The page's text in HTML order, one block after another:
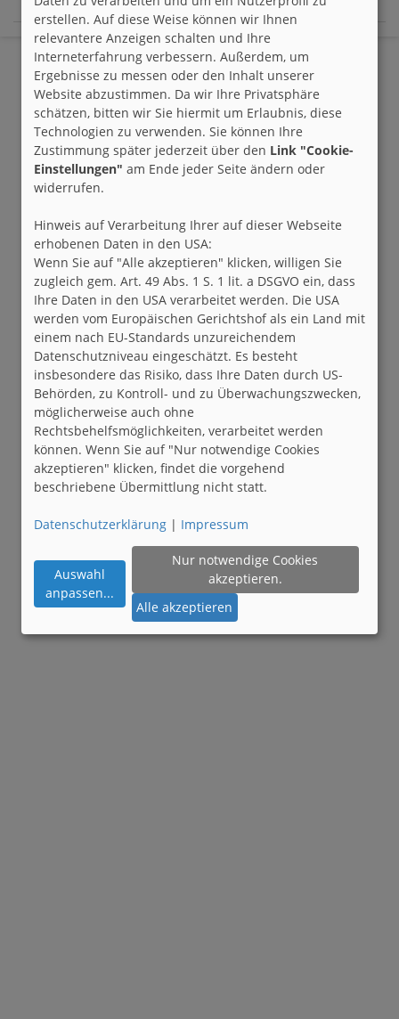
erstellen. Auf diese Weise können wir Ihnen
relevantere Anzeigen schalten und Ihre
Interneterfahrung verbessern. Außerdem, um
Ergebnisse zu messen oder den Inhalt unserer
Website abzustimmen. Da wir Ihre Privatsphäre
schätzen, bitten wir Sie hiermit um Erlaubnis, diese
Technologien zu verwenden. Sie können Ihre
Zustimmung später jederzeit über den Link "Cookie-
Einstellungen" am Ende jeder Seite ändern oder
widerrufen.
Hinweis auf Verarbeitung Ihrer auf dieser Webseite
erhobenen Daten in den USA:
Wenn Sie auf "Alle akzeptieren" klicken, willigen Sie
zugleich gem. Art. 49 Abs. 1 S. 1 lit. a DSGVO ein, dass
Ihre Daten in den USA verarbeitet werden. Die USA
werden vom Europäischen Gerichtshof als ein Land mit
einem nach EU-Standards unzureichendem
Datenschutzniveau eingeschätzt. Es besteht
insbesondere das Risiko, dass Ihre Daten durch US-
Behörden, zu Kontroll- und zu Überwachungszwecken,
möglicherweise auch ohne
Rechtsbehelfsmöglichkeiten, verarbeitet werden
können. Wenn Sie auf "Nur notwendige Cookies
akzeptieren" klicken, findet die vorgehend
beschriebene Übermittlung nicht statt.
Datenschutzerklärung | Impressum
Auswahl
anpassen...
Nur notwendige Cookies
akzeptieren.
Alle akzeptieren